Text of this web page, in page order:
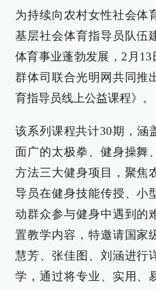
为持续向农村女性社会体
基层社会体育指导员队伍
体育事业蓬勃发展，2月
群体司联合光明网共同推
育指导员线上公益课程》。
该系列课程共计30期，涵
面广的太极拳、健身操舞
方法三大健身项目，聚焦
导员在健身技能传授、小
动群众参与健身中遇到的
置教学内容，特邀请国家
慧芳、张佳图、刘涵进行
学，通过将专业、实用、